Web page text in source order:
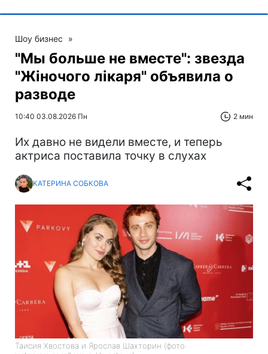
Шоу бизнес »
"Мы больше не вместе": звезда
"Жіночого лікаря" объявила о
разводе
10:40 03.08.2026 Пн 2 мин
Их давно не видели вместе, и теперь
актриса поставила точку в слухах
КАТЕРИНА СОБКОВА
Таисия Хвостова и Ярослав Шахторин (фото: